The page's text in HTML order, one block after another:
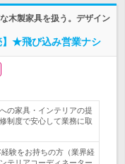
木製家具を扱う。デザイン
】★飛び込み営業ナシ
の家具・インテリアの提
制度で安心して業務に取
験をお持ちの方（業界経
テリアコーディネーター